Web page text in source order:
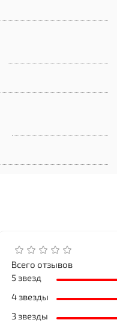
Всего отзывов
5 звезд
4 звезды
3 звезды